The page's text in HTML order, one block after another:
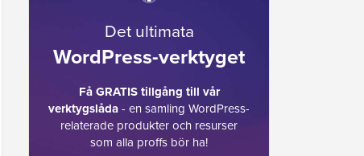
Det ultimata
WordPress-verktyget
Få GRATIS tillgång till vår
verktygslåda- en samling WordPress-
relaterade produkter och resurser
som alla proffs bör ha!